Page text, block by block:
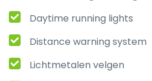
Daytime running lights
Distance warning system
Lichtmetalen velgen